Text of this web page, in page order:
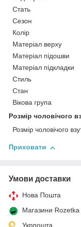
Стать
Сезон
Колір
Матеріал верху
Матеріал підошви
Матеріал підкладки
Стиль
Стан
Вікова група
Розмір чоловічого
Розмір чоловічого
Приховати
Умови доставки
Нова Пошта
Магазини Rozetka
Укрпошта